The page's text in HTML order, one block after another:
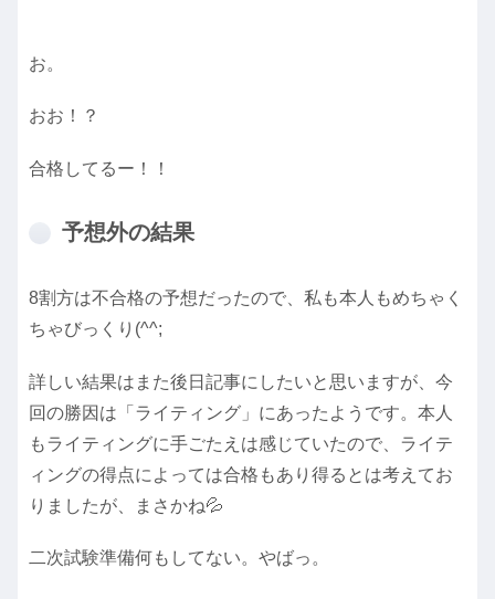
お。
おお！？
合格してるー！！
予想外の結果
8割方は不合格の予想だったので、私も本人もめちゃく
ちゃびっくり(^^;
詳しい結果はまた後日記事にしたいと思いますが、今
回の勝因は「ライティング」にあったようです。本人
もライティングに手ごたえは感じていたので、ライテ
ィングの得点によっては合格もあり得るとは考えてお
りましたが、まさかね💦
二次試験準備何もしてない。やばっ。